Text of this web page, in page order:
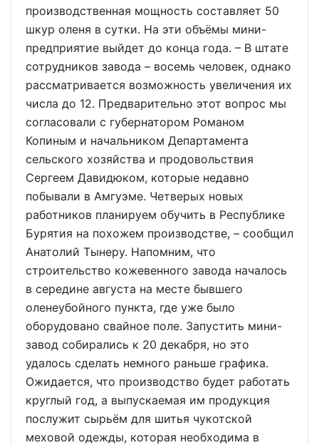
производственная мощность составляет 50
шкур оленя в сутки. На эти объёмы мини-
предприятие выйдет до конца года. – В штате
сотрудников завода – восемь человек, однако
рассматривается возможность увеличения их
числа до 12. Предварительно этот вопрос мы
согласовали с губернатором Романом
Копиным и начальником Департамента
сельского хозяйства и продовольствия
Сергеем Давидюком, которые недавно
побывали в Амгуэме. Четверых новых
работников планируем обучить в Республике
Бурятия на похожем производстве, – сообщил
Анатолий Тынеру. Напомним, что
строительство кожевенного завода началось
в середине августа на месте бывшего
оленеубойного пункта, где уже было
оборудовано свайное поле. Запустить мини-
завод собирались к 20 декабря, но это
удалось сделать немного раньше графика.
Ожидается, что производство будет работать
круглый год, а выпускаемая им продукция
послужит сырьём для шитья чукотской
меховой одежды, которая необходима в